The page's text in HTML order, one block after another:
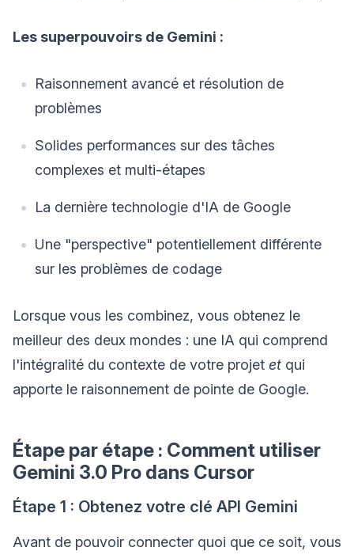
Les superpouvoirs de Gemini :
Raisonnement avancé et résolution de
problèmes
Solides performances sur des tâches
complexes et multi-étapes
La dernière technologie d'IA de Google
Une "perspective" potentiellement différente
sur les problèmes de codage
Lorsque vous les combinez, vous obtenez le
meilleur des deux mondes : une IA qui comprend
l'intégralité du contexte de votre projet et qui
apporte le raisonnement de pointe de Google.
Étape par étape : Comment utiliser
Gemini 3.0 Pro dans Cursor
Étape 1 : Obtenez votre clé API Gemini
Avant de pouvoir connecter quoi que ce soit, vous